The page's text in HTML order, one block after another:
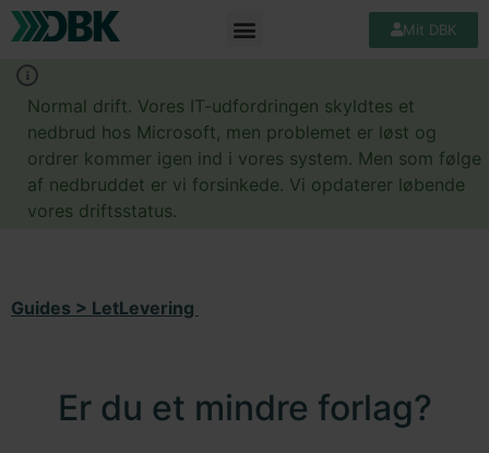
Mit DBK
Normal drift. Vores IT-udfordringen skyldtes et
nedbrud hos Microsoft, men problemet er løst og
ordrer kommer igen ind i vores system. Men som følge
af nedbruddet er vi forsinkede. Vi opdaterer løbende
vores driftsstatus.
Guides > LetLevering
Er du et mindre forlag?